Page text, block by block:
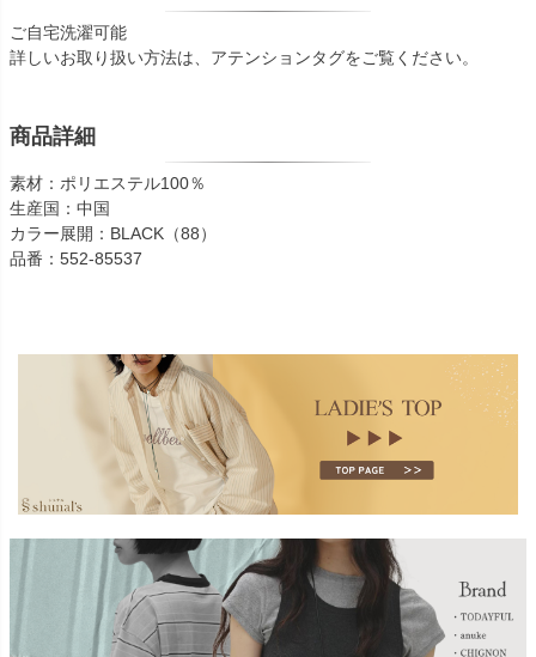
ご自宅洗濯可能
詳しいお取り扱い方法は、アテンションタグをご覧ください。
商品詳細
素材：ポリエステル100％
生産国：中国
カラー展開：BLACK（88）
品番：552-85537